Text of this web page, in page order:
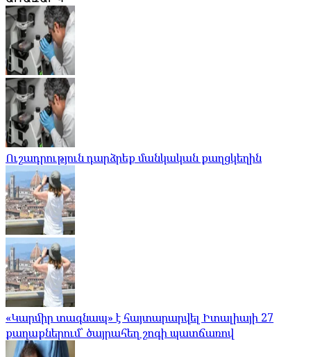
Ուշադրություն դարձրեք մանկական քաղցկեղին
«Կարմիր տագնապ» է հայտարարվել Իտալիայի 27
քաղաքներում՝ ծայրահեղ շոգի պատճառով